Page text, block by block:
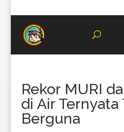
Rekor MURI
di Air Ternyata
Berguna